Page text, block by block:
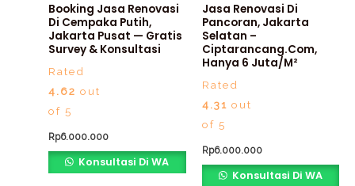
Booking Jasa Renovasi
Di Cempaka Putih,
Jakarta Pusat — Gratis
Survey & Konsultasi
Rated
4.62 out
of 5
Rp6.000.000
Konsultasi Di WA
Jasa Renovasi Di
Pancoran, Jakarta
Selatan –
Ciptarancang.com,
Hanya 6 Juta/m²
Rated
4.31 out
of 5
Rp6.000.000
Konsultasi Di WA